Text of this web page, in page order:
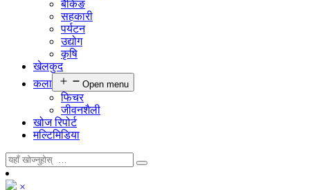
बैंकिङ
सहकारी
पर्यटन
उद्योग
कृषि
खेलकुद
कला
Open menu
फिचर
जीवनशैली
खोज रिपोर्ट
मल्टिमिडिया
×